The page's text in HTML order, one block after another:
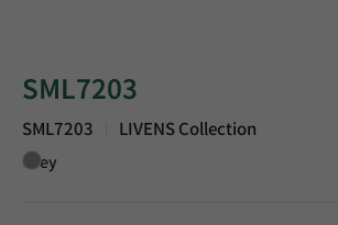
SML7203, LIVENS, Homogeneous
SML7203
SML7203 LIVENS Collection
Grey